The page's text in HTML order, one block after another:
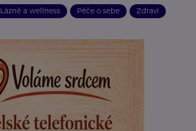
Lázně a wellness Péče o sebe Zdraví